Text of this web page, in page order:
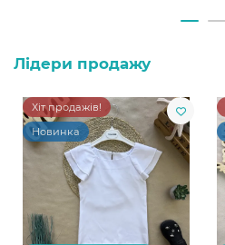
Лідери продажу
Хіт продажів!
Новинка